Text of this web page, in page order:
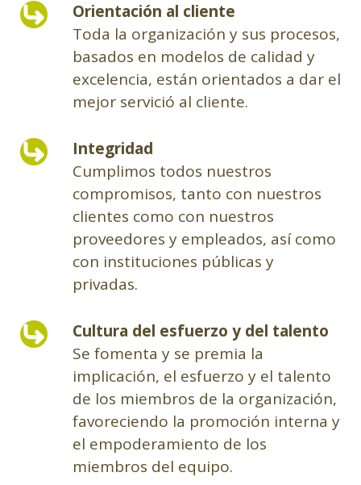
Orientación al cliente
Toda la organización y sus procesos,
basados en modelos de calidad y
excelencia, están orientados a dar el
mejor servició al cliente.
Integridad
Cumplimos todos nuestros
compromisos, tanto con nuestros
clientes como con nuestros
proveedores y empleados, así como
con instituciones públicas y
privadas.
Cultura del esfuerzo y del talento
Se fomenta y se premia la
implicación, el esfuerzo y el talento
de los miembros de la organización,
favoreciendo la promoción interna y
el empoderamiento de los
miembros del equipo.